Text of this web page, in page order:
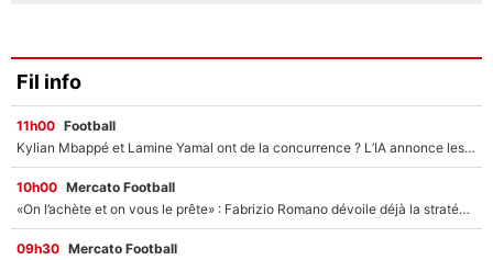
Fil info
11h00 Football
Kylian Mbappé et Lamine Yamal ont de la concurrence ? L’IA annonce les 5 joueurs qui vont dominer le football dans les années à venir !
10h00 Mercato Football
«On l’achète et on vous le prête» : Fabrizio Romano dévoile déjà la stratégie du PSG avec le transfert de Zion Suzuki !
09h30 Mercato Football